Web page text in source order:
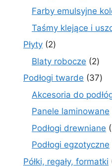
Farby emulsyjne
Taśmy klejące i
Płyty 22
produkty
Blaty robocze 22
Podłogi twarde 3737
Akcesoria do
Panele laminowane
Podłogi drewniane
Podłogi egzotyczne
Półki, regały, formatki